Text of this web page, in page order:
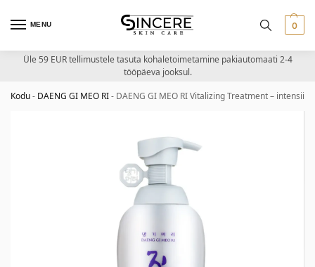
MENU 0
Üle 59 EUR tellimustele tasuta kohaletoimetamine pakiautomaati 2-4
tööpäeva jooksul.
Kodu- DAENG GI MEO RI- DAENG GI MEO RI Vitalizing Treatment –